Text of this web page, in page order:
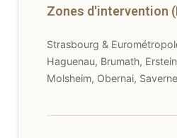
Zones d'intervention
Strasbourg &
Haguenau, Brumath,
Molsheim, Obernai,